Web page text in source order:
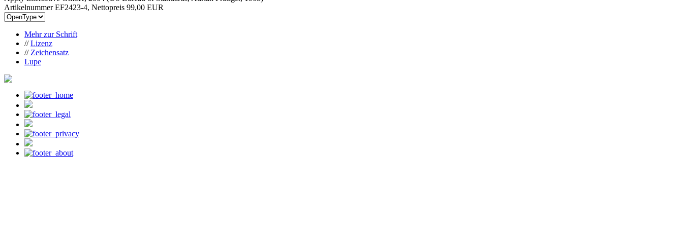
Artikelnummer EF2423-4, Nettopreis 99,00 EUR
Mehr zur Schrift
//Lizenz
// Zeichensatz
Lupe